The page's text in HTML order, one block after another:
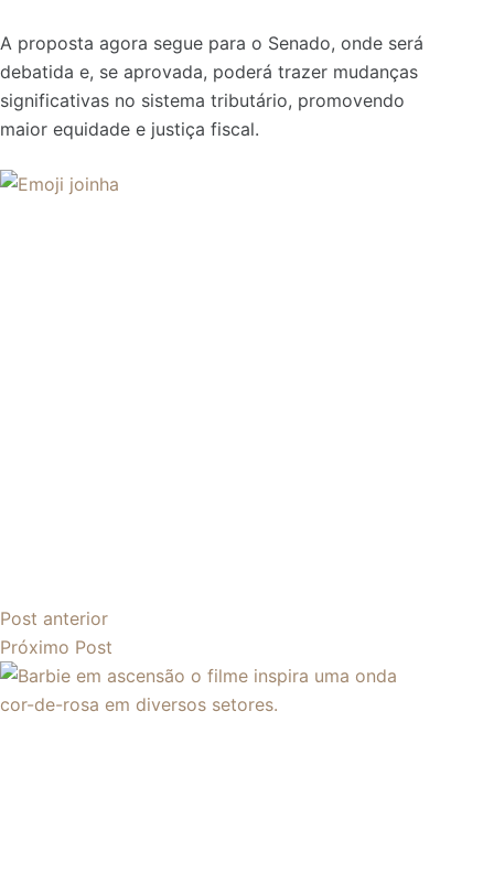
A proposta agora segue para o Senado, onde será
debatida e, se aprovada, poderá trazer mudanças
significativas no sistema tributário, promovendo
maior equidade e justiça fiscal.
Post anterior
Próximo Post